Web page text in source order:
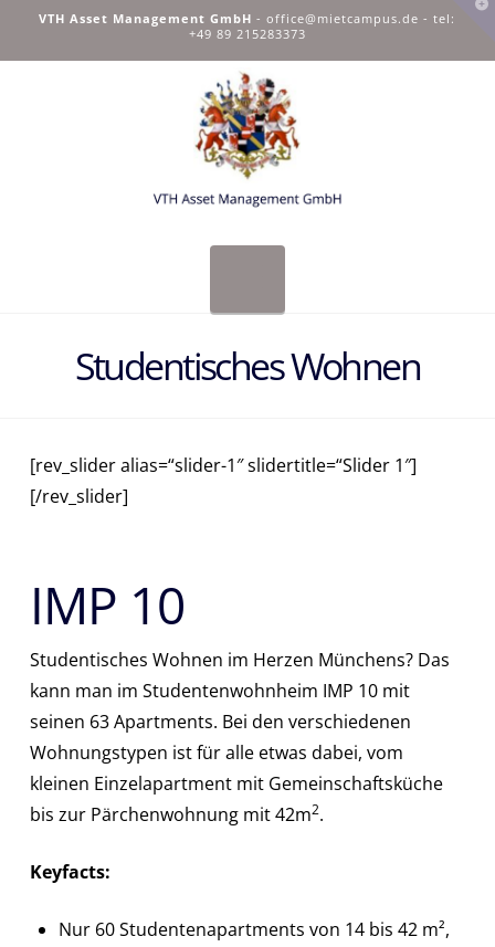
VTH Asset Management GmbH -office@mietcampus.de - tel:
+49 89 215283373
Studentisches Wohnen
[rev_slider alias=“slider-1″ slidertitle=“Slider 1″]
[/rev_slider]
IMP 10
Studentisches Wohnen im Herzen Münchens? Das
kann man im Studentenwohnheim IMP 10 mit
seinen 63 Apartments. Bei den verschiedenen
Wohnungstypen ist für alle etwas dabei, vom
kleinen Einzelapartment mit Gemeinschaftsküche
bis zur Pärchenwohnung mit 42m2.
Keyfacts:
Nur 60 Studentenapartments von 14 bis 42 m²,